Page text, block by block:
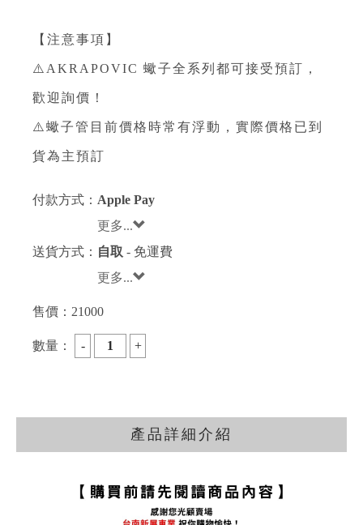
【注意事項】⁣
⚠️AKRAPOVIC 蠍子全系列都可接受預訂，
歡迎詢價！⁣
⚠️蠍子管目前價格時常有浮動，實際價格已到
貨為主預訂⁣
付款方式： Apple Pay
更多...
送貨方式： 自取 - 免運費
更多...
售價： 21000
數量：
產品詳細介紹